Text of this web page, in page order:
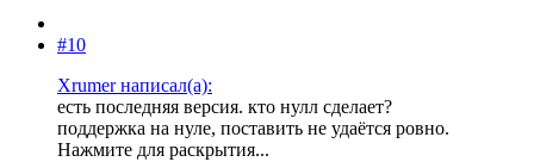
#10
Xrumer написал(а):
есть последняя версия. кто нулл сделает?
поддержка на нуле, поставить не удаётся ровно.
Нажмите для раскрытия...